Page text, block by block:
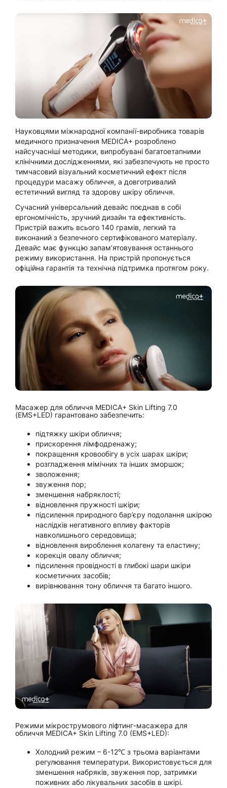
Науковцями міжнародної компанії-виробника товарів
медичного призначення MEDICA+ розроблено
найсучасніші методики, випробувані багатоетапними
клінічними дослідженнями, які забезпечують не просто
тимчасовий візуальний косметичний ефект після
процедури масажу обличчя, а довготривалий
естетичний вигляд та здорову шкіру обличчя.
Сучасний універсальний девайс поєднав в собі
ергономічність, зручний дизайн та ефективність.
Пристрій важить всього 140 грамів, легкий та
виконаний з безпечного сертифікованого матеріалу.
Девайс має функцію запам’ятовування останнього
режиму використання. На пристрій пропонується
офіційна гарантія та технічна підтримка протягом року.
Масажер для обличчя MEDICA+ Skin Lifting 7.0
(EMS+LED) гарантовано забезпечить:
підтяжку шкіри обличчя;
прискорення лімфодренажу;
покращення кровообігу в усіх шарах шкіри;
розгладження мімічних та інших зморшок;
зволоження;
звуження пор;
зменшення набряклості;
відновлення пружності шкіри;
підсилення природного бар’єру подолання шкірою
наслідків негативного впливу факторів
навколишнього середовища;
відновлення вироблення колагену та еластину;
корекція овалу обличчя;
підсилення провідності в глибокі шари шкіри
косметичних засобів;
вирівнювання тону обличчя та багато іншого.
Режими мікрострумового ліфтинг-масажера для
обличчя MEDICA+ Skin Lifting 7.0 (EMS+LED):
Холодний режим – 6-12℃ з трьома варіантами
регулювання температури. Використовується для
зменшення набряків, звуження пор, затримки
поживних або лікувальних засобів в шкірі.